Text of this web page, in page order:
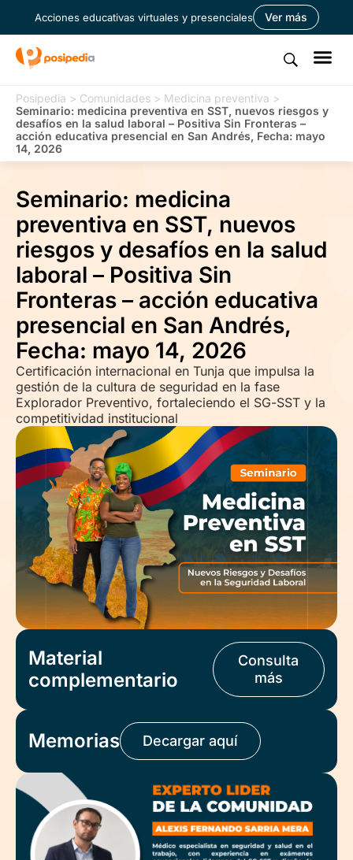
Acciones educativas virtuales y presenciales Ver más
Posipedia > Comunidades > Medicina preventiva >
Seminario: medicina preventiva en SST, nuevos riesgos y
desafíos en la salud laboral – Positiva Sin Fronteras –
acción educativa presencial en San Andrés, Fecha: mayo
14, 2026
Seminario: medicina
preventiva en SST, nuevos
riesgos y desafíos en la salud
laboral – Positiva Sin
Fronteras – acción educativa
presencial en San Andrés,
Fecha: mayo 14, 2026
Certificación internacional en Tunja que impulsa la
gestión de la cultura de seguridad en la fase
Explorador Preventivo, fortaleciendo el SG-SST y la
competitividad institucional
Material
complementario
Consulta
más
Memorias Decargar aquí